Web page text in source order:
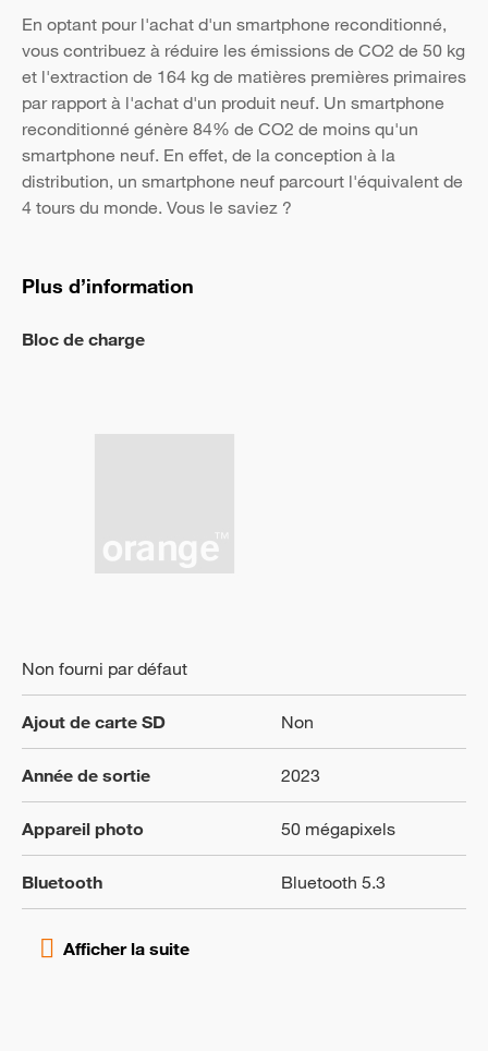
En optant pour l'achat d'un smartphone reconditionné,
vous contribuez à réduire les émissions de CO2 de 50 kg
et l'extraction de 164 kg de matières premières primaires
par rapport à l'achat d'un produit neuf. Un smartphone
reconditionné génère 84% de CO2 de moins qu'un
smartphone neuf. En effet, de la conception à la
distribution, un smartphone neuf parcourt l'équivalent de
4 tours du monde. Vous le saviez ?
Plus d’information
Bloc de charge
Non fourni par défaut
Ajout de carte SD Non
Année de sortie 2023
Appareil photo 50 mégapixels
Bluetooth Bluetooth 5.3